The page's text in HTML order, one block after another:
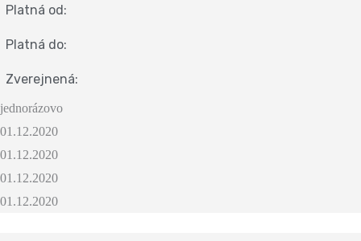
Platná od:
Platná do:
Zverejnená:
jednorázovo
01.12.2020
01.12.2020
01.12.2020
01.12.2020